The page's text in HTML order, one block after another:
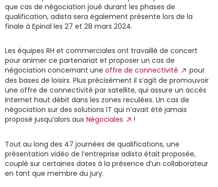
que cas de négociation joué durant les phases de
qualification, adista sera également présente lors de la
finale à Epinal les 27 et 28 mars 2024.
Les équipes RH et commerciales ont travaillé de concert
pour animer ce partenariat et proposer un cas de
négociation concernant une offre de connectivité
pour
des bases de loisirs. Plus précisément il s’agit de promouvoir
une offre de connectivité par satellite, qui assure un accès
Internet haut débit dans les zones reculées. Un cas de
négociation sur des solutions IT qui n’avait été jamais
proposé jusqu’alors aux Négociales !
Tout au long des 47 journées de qualifications, une
présentation vidéo de l’entreprise adista était proposée,
couplé sur certaines dates à la présence d’un collaborateur
en tant que membre du jury.